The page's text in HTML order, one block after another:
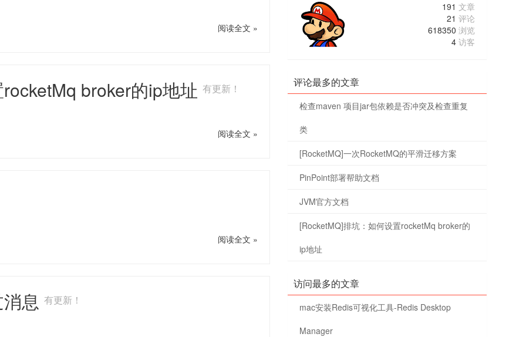
阅读全文 »
broker的ip地址有更新！
阅读全文 »
阅读全文 »
消息有更新！
191 文章
21 评论
618350 浏览
4 访客
评论最多的文章
检查maven 项目jar包依赖是否冲突及检查重复
类
[RocketMQ]一次RocketMQ的平滑迁移方案
PinPoint部署帮助文档
JVM官方文档
[RocketMQ]排坑：如何设置rocketMq broker的
ip地址
访问最多的文章
mac安装Redis可视化工具-Redis Desktop
Manager